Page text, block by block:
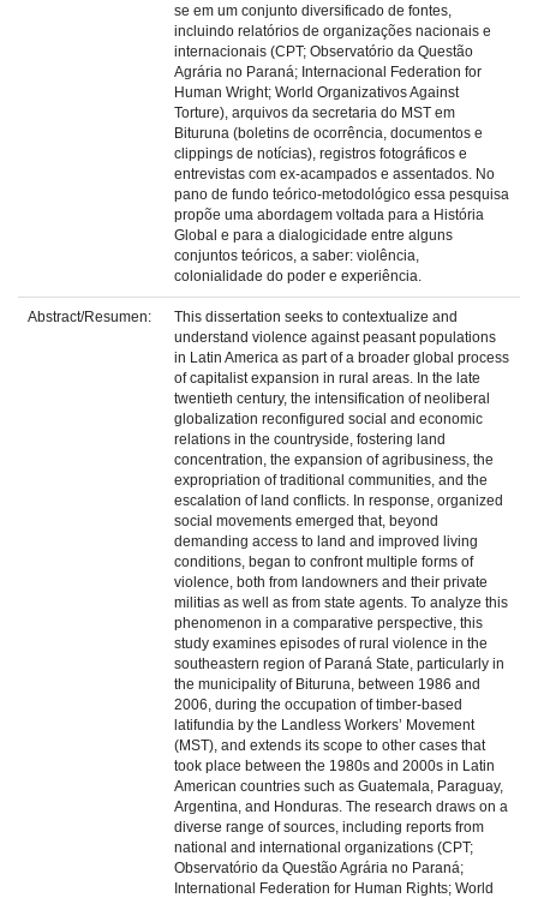
se em um conjunto diversificado de fontes,
incluindo relatórios de organizações nacionais e
internacionais (CPT; Observatório da Questão
Agrária no Paraná; Internacional Federation for
Human Wright; World Organizativos Against
Torture), arquivos da secretaria do MST em
Bituruna (boletins de ocorrência, documentos e
clippings de notícias), registros fotográficos e
entrevistas com ex-acampados e assentados. No
pano de fundo teórico-metodológico essa pesquisa
propõe uma abordagem voltada para a História
Global e para a dialogicidade entre alguns
conjuntos teóricos, a saber: violência,
colonialidade do poder e experiência.
Abstract/Resumen:
This dissertation seeks to contextualize and
understand violence against peasant populations
in Latin America as part of a broader global process
of capitalist expansion in rural areas. In the late
twentieth century, the intensification of neoliberal
globalization reconfigured social and economic
relations in the countryside, fostering land
concentration, the expansion of agribusiness, the
expropriation of traditional communities, and the
escalation of land conflicts. In response, organized
social movements emerged that, beyond
demanding access to land and improved living
conditions, began to confront multiple forms of
violence, both from landowners and their private
militias as well as from state agents. To analyze this
phenomenon in a comparative perspective, this
study examines episodes of rural violence in the
southeastern region of Paraná State, particularly in
the municipality of Bituruna, between 1986 and
2006, during the occupation of timber-based
latifundia by the Landless Workers’ Movement
(MST), and extends its scope to other cases that
took place between the 1980s and 2000s in Latin
American countries such as Guatemala, Paraguay,
Argentina, and Honduras. The research draws on a
diverse range of sources, including reports from
national and international organizations (CPT;
Observatório da Questão Agrária no Paraná;
International Federation for Human Rights; World